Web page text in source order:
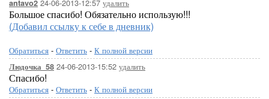
antavo2 24-06-2013-12:57 удалить
Большое спасибо! Обязательно использую!!!
(Добавил ссылку к себе в дневник)
Обратиться - Ответить - К полной версии
Людочка_58 24-06-2013-15:52 удалить
Спасибо!
Обратиться - Ответить - К полной версии